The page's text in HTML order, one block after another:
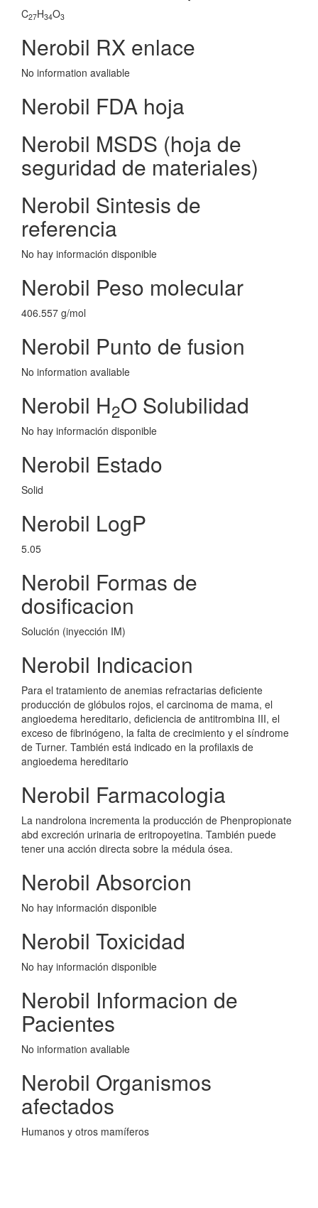
C27H34O3
Nerobil RX enlace
No information avaliable
Nerobil FDA hoja
Nerobil MSDS (hoja de
seguridad de materiales)
Nerobil Sintesis de
referencia
No hay información disponible
Nerobil Peso molecular
406.557 g/mol
Nerobil Punto de fusion
No information avaliable
Nerobil H2O Solubilidad
No hay información disponible
Nerobil Estado
Solid
Nerobil LogP
5.05
Nerobil Formas de
dosificacion
Solución (inyección IM)
Nerobil Indicacion
Para el tratamiento de anemias refractarias deficiente
producción de glóbulos rojos, el carcinoma de mama, el
angioedema hereditario, deficiencia de antitrombina III, el
exceso de fibrinógeno, la falta de crecimiento y el síndrome
de Turner. También está indicado en la profilaxis de
angioedema hereditario
Nerobil Farmacologia
La nandrolona incrementa la producción de Phenpropionate
abd excreción urinaria de eritropoyetina. También puede
tener una acción directa sobre la médula ósea.
Nerobil Absorcion
No hay información disponible
Nerobil Toxicidad
No hay información disponible
Nerobil Informacion de
Pacientes
No information avaliable
Nerobil Organismos
afectados
Humanos y otros mamíferos